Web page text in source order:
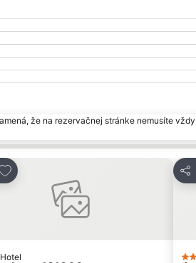
že na rezervačnej stránke nemusíte
do obľúbených
Hotel